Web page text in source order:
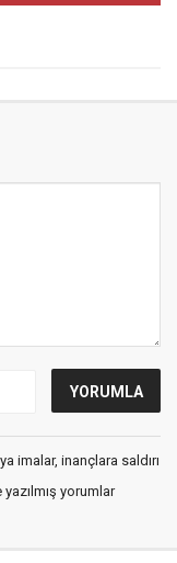
imalar, inançlara saldırı
yorumlar